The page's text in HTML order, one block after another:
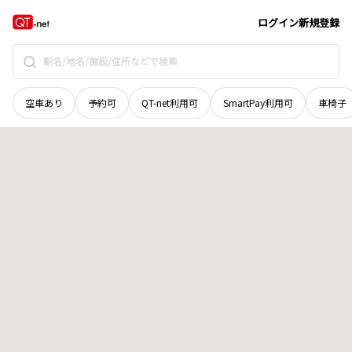
ログイン新規登録
空車あり 予約可 QT-net利用可 SmartPay利用可 車椅子
広島県